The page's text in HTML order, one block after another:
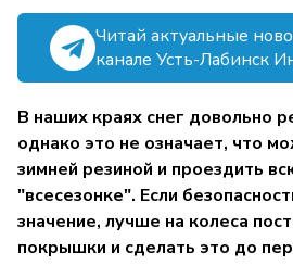
Читай актуальные
канале Усть-Лабинск
В наших краях снег довольно
однако это не означает, что
зимней резиной и проездить
"всесезонке". Если
значение, лучше на колеса
покрышки и сделать это до